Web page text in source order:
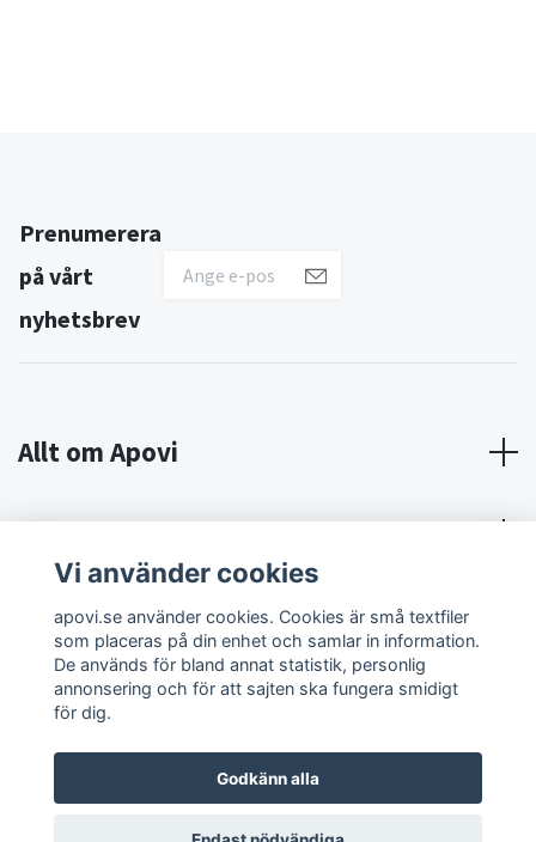
Prenumerera
på vårt
nyhetsbrev
Allt om Apovi
Om Apovi
Sociala medier
© 2026 Apovi
Vi använder cookies
apovi.se använder cookies. Cookies är små textfiler
som placeras på din enhet och samlar in information.
De används för bland annat statistik, personlig
annonsering och för att sajten ska fungera smidigt
för dig.
Godkänn alla